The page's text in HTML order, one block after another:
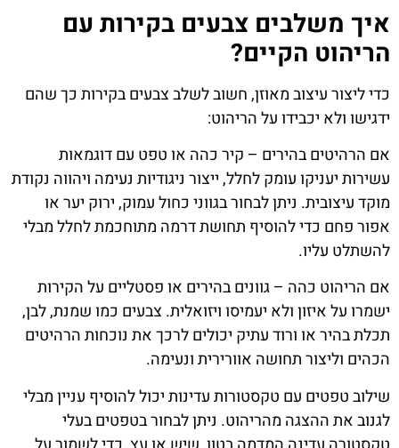
איך משלבים צבעים בקירות עם
הריהוט הקיים?
כדי ליצור עיצוב מאוזן, חשוב לשלב צבעים בקירות כך שהם
ידגישו ולא יכבידו על הריהוט:
אם הרהיטים בהירים – קיר כהה או טפט עם דוגמאות
עשירות יעניקו עומק לחלל, ייצור ניגודיות נעימה ויהווה נקודת
מוקד עיצובית. ניתן לבחור בגווני כחול עמוק, ירוק יער או
אפור פחם כדי להוסיף תחושת דרמה מתוחכמת לחלל מבלי
להשתלט עליו.
אם הריהוט כהה – גוונים בהירים או פסטליים על הקירות
ישמרו על איזון ולא יעמיסו ויזואלית. צבעים כמו שמנת, לבן,
תכלת בהיר או ורוד עתיק יכולים לרכך את נוכחות הרהיטים
הכהים וליצור תחושה אוורירית ונעימה.
שילוב טפטים עם טקסטורות עדינות יכול להוסיף עניין מבלי
לגנוב את ההצגה מהריהוט. ניתן לבחור בטפטים בעלי